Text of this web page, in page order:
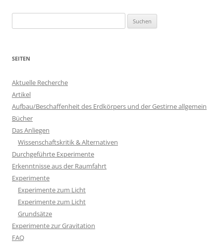
nach:
SEITEN
Aktuelle Recherche
Artikel
Aufbau/Beschaffenheit des Erdkörpers und der Gestirne allgemein
Bücher
Das Anliegen
Wissenschaftskritik & Alternativen
Durchgeführte Experimente
Erkenntnisse aus der Raumfahrt
Experimente
Experimente zum Licht
Experimente zum Licht
Grundsätze
Experimente zur Gravitation
FAQ